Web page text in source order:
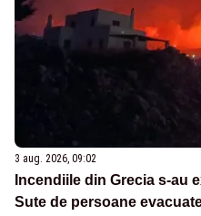
3 aug. 2026, 09:02
Incendiile din Grecia s-au
Sute de persoane